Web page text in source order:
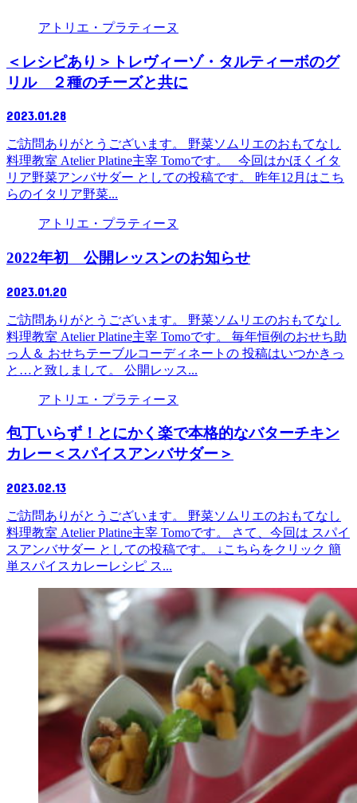
アトリエ・プラティーヌ
＜レシピあり＞トレヴィーゾ・タルティーボのグ
リル ２種のチーズと共に
2023.01.28
ご訪問ありがとうございます。 野菜ソムリエのおもてなし
料理教室 Atelier Platine主宰 Tomoです。 今回はかほくイタ
リア野菜アンバサダー としての投稿です。 昨年12月はこち
らのイタリア野菜...
アトリエ・プラティーヌ
2022年初 公開レッスンのお知らせ
2023.01.20
ご訪問ありがとうございます。 野菜ソムリエのおもてなし
料理教室 Atelier Platine主宰 Tomoです。 毎年恒例のおせち助
っ人＆ おせちテーブルコーディネートの 投稿はいつかきっ
と…と致しまして。 公開レッス...
アトリエ・プラティーヌ
包丁いらず！とにかく楽で本格的なバターチキン
カレー＜スパイスアンバサダー＞
2023.02.13
ご訪問ありがとうございます。 野菜ソムリエのおもてなし
料理教室 Atelier Platine主宰 Tomoです。 さて、今回は スパイ
スアンバサダー としての投稿です。 ↓こちらをクリック 簡
単スパイスカレーレシピ ス...